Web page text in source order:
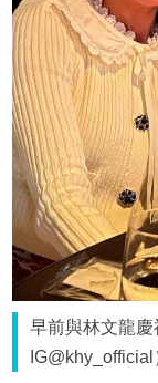
早前與林文龍慶
IG@khy_official